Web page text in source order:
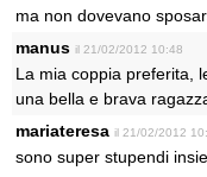
ma non dovevano
manus il 21/02/2012 10:48
La mia coppia preferita,
una bella e brava
mariateresa il 21/02/2012
sono super stupendi